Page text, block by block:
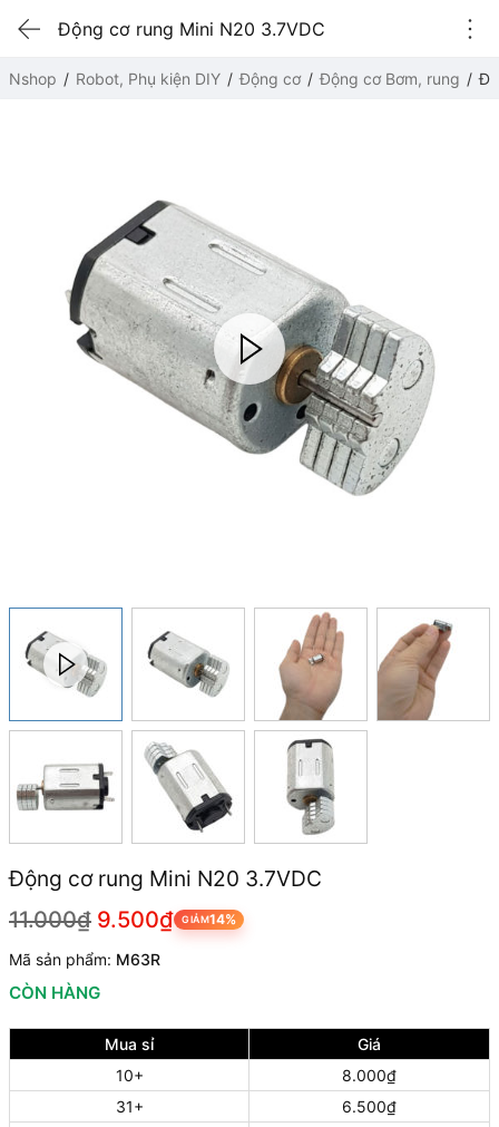
Động cơ rung Mini N20 3.7VDC
Nshop Robot, Phụ kiện DIY Động cơ Động cơ Bơm, rung
Động cơ rung Mini N20 3.7VDC
11.000₫ 9.500₫ GIẢM14%
Mã sản phẩm: M63R
CÒN HÀNG
Mua sỉ
Giá
10+
8.000₫
31+
6.500₫